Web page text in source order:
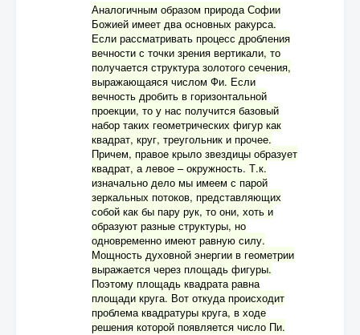
Аналогичным образом природа Софии
Божией имеет два основных ракурса.
Если рассматривать процесс дробления
вечности с точки зрения вертикали, то
получается структура золотого сечения,
выражающаяся числом Фи. Если
вечность дробить в горизонтальной
проекции, то у нас получится базовый
набор таких геометрических фигур как
квадрат, круг, треугольник и прочее.
Причем, правое крыло звездицы образует
квадрат, а левое – окружность. Т.к.
изначально дело мы имеем с парой
зеркальных потоков, представляющих
собой как бы пару рук, то они, хоть и
образуют разные структуры, но
одновременно имеют равную силу.
Мощность духовной энергии в геометрии
выражается через площадь фигуры.
Поэтому площадь квадрата равна
площади круга. Вот откуда происходит
проблема квадратуры круга, в ходе
решения которой появляется число Пи.